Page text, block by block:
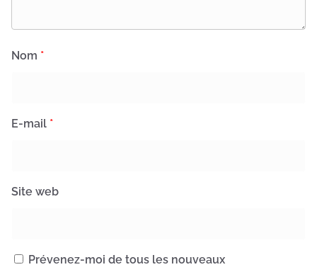
Nom *
E-mail *
Site web
Prévenez-moi de tous les nouveaux